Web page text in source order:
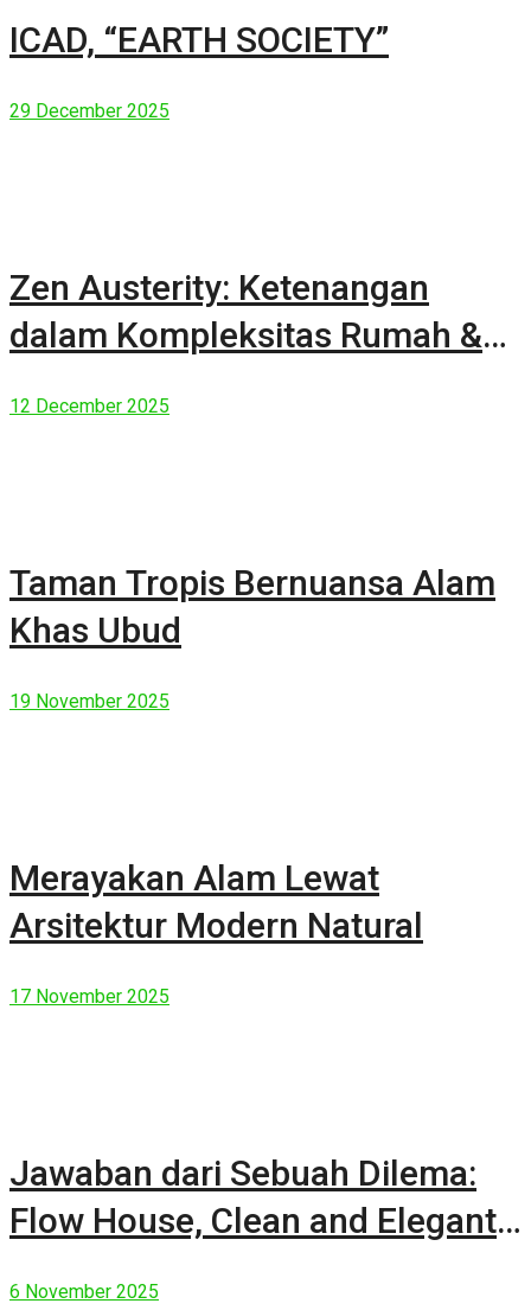
ICAD, “EARTH SOCIETY”
29 December 2025
Zen Austerity: Ketenangan
dalam Kompleksitas Rumah &
12 December 2025
Taman Tropis Bernuansa Alam
Khas Ubud
19 November 2025
Merayakan Alam Lewat
Arsitektur Modern Natural
17 November 2025
Jawaban dari Sebuah Dilema:
Flow House, Clean and Elegant
6 November 2025